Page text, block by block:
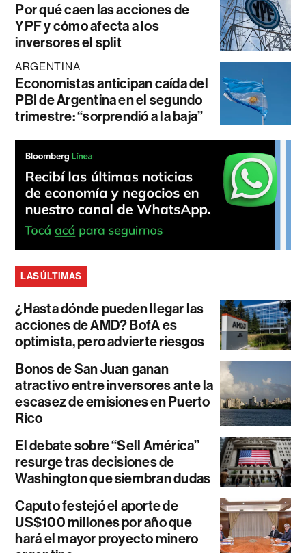
Por qué caen las acciones de
YPF y cómo afecta a los
inversores el split
ARGENTINA
Economistas anticipan caída del
PBI de Argentina en el segundo
trimestre: “sorprendió a la baja”
LAS ÚLTIMAS
¿Hasta dónde pueden llegar las
acciones de AMD? BofA es
optimista, pero advierte riesgos
Bonos de San Juan ganan
atractivo entre inversores ante la
escasez de emisiones en Puerto
Rico
El debate sobre “Sell América”
resurge tras decisiones de
Washington que siembran dudas
Caputo festejó el aporte de
US$100 millones por año que
hará el mayor proyecto minero